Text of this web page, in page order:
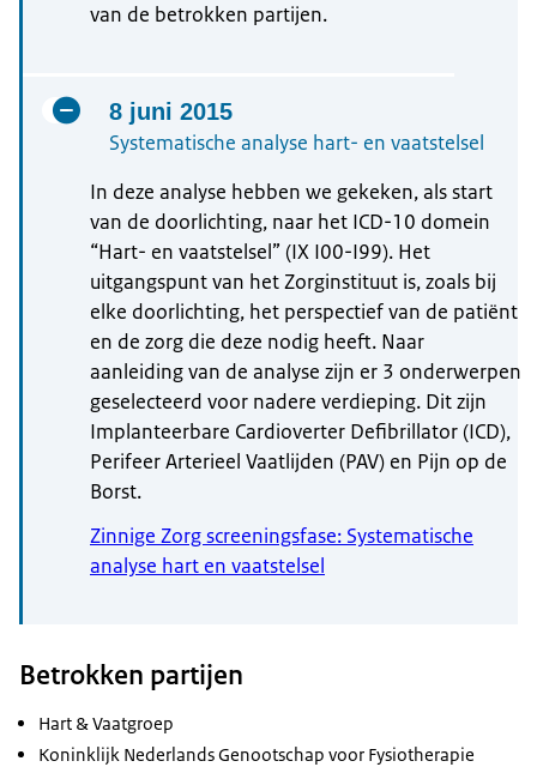
van de betrokken partijen.
8 juni 2015
Systematische analyse hart- en vaatstelsel
In deze analyse hebben we gekeken, als start
van de doorlichting, naar het ICD-10 domein
“Hart- en vaatstelsel” (IX I00-I99). Het
uitgangspunt van het Zorginstituut is, zoals bij
elke doorlichting, het perspectief van de patiënt
en de zorg die deze nodig heeft. Naar
aanleiding van de analyse zijn er 3 onderwerpen
geselecteerd voor nadere verdieping. Dit zijn
Implanteerbare Cardioverter Defibrillator (ICD),
Perifeer Arterieel Vaatlijden (PAV) en Pijn op de
Borst.
Zinnige Zorg screeningsfase: Systematische
analyse hart en vaatstelsel
Betrokken partijen
Hart & Vaatgroep
Koninklijk Nederlands Genootschap voor Fysiotherapie